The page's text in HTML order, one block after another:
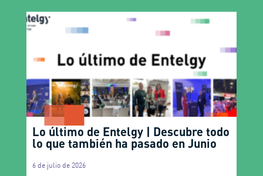
Lo último de Entelgy | Descubre todo
lo que también ha pasado en Junio
6 de julio de 2026